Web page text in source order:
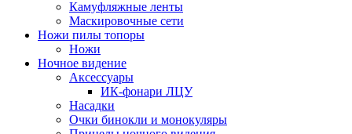
Камуфляжные ленты
Маскировочные сети
Ножи пилы топоры
Ножи
Ночное видение
Аксессуары
ИК-фонари ЛЦУ
Насадки
Очки бинокли и монокуляры